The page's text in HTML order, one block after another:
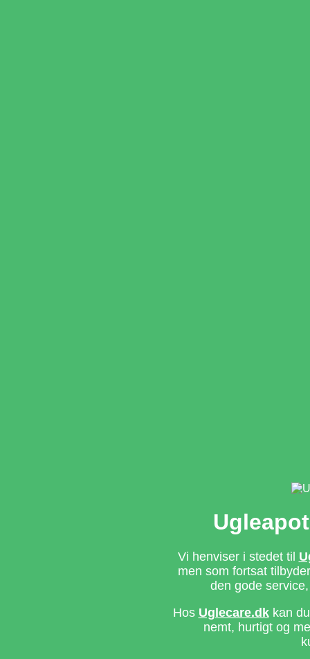
Vi henviser i stedet til
men som fortsat
den gode
Hos Uglecare.dkkan du
nemt, hurtigt og